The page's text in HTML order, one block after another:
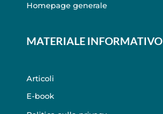
Homepage generale
MATERIALE INFORMATIVO
Articoli
E-book